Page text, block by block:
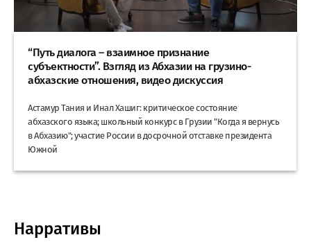
“Путь диалога – взаимное признание
субъектности”. Взгляд из Абхазии на грузино-
абхазские отношения, видео дискуссия
Астамур Тания и Инал Хашиг: критическое состояние
абхазского языка; школьный конкурс в Грузии "Когда я вернусь
в Абхазию"; участие России в досрочной отставке президента
Южной
Нарративы